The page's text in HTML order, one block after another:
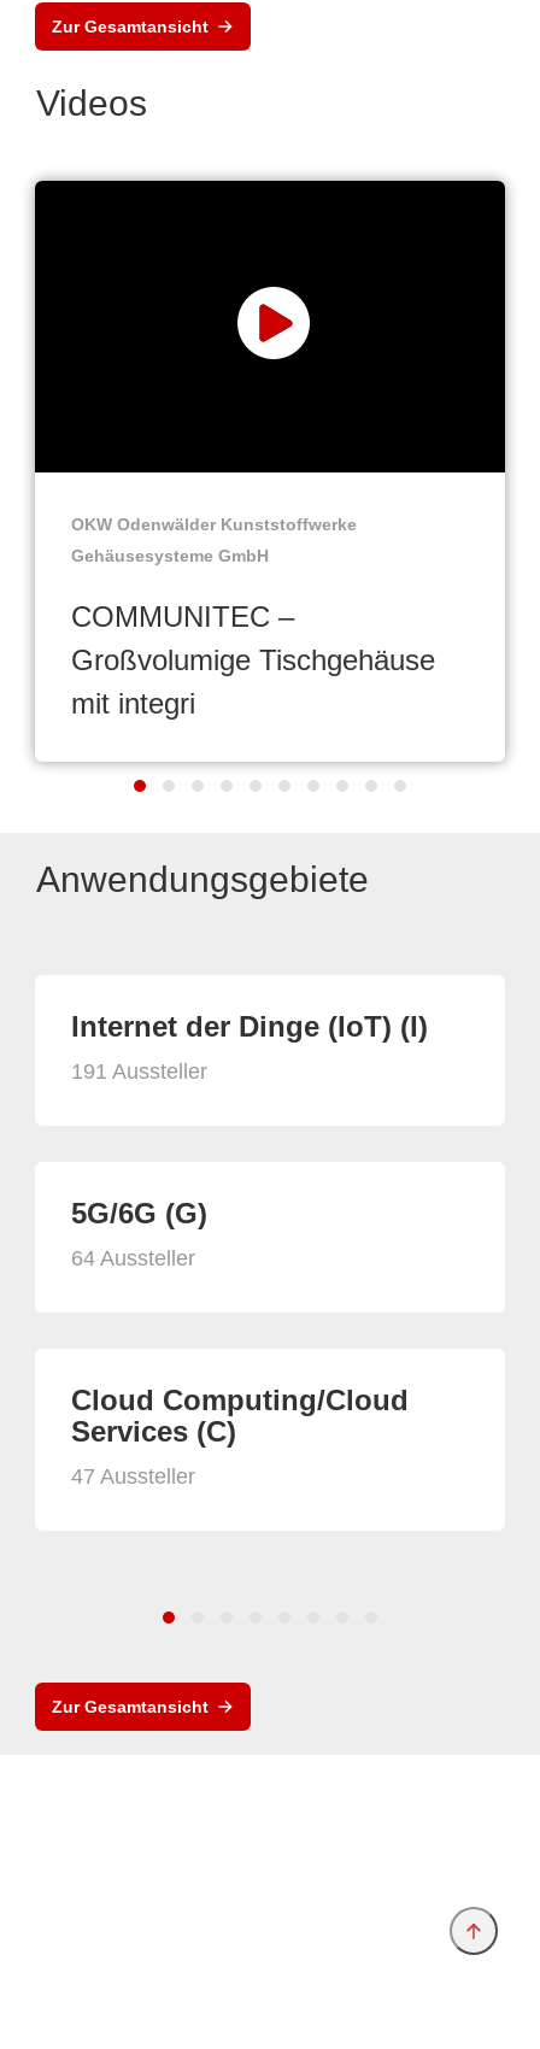
Zur Gesamtansicht
Videos
OKW Odenwälder Kunststoffwerke
Gehäusesysteme GmbH
COMMUNITEC –
Großvolumige Tischgehäuse
mit integri
Anwendungsgebiete
Internet der Dinge (IoT) (I)
191 Aussteller
5G/6G (G)
64 Aussteller
Cloud Computing/Cloud
Services (C)
47 Aussteller
Zur Gesamtansicht